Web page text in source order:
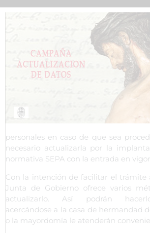
personales en caso de que sea
necesario actualizarla por la
normativa SEPA con la entrada en
Con la intención de facilitar el trámite
Junta de Gobierno ofrece varios
actualizarlo. Así podrán
acercándose a la casa de hermandad
o la mayordomía le atenderán